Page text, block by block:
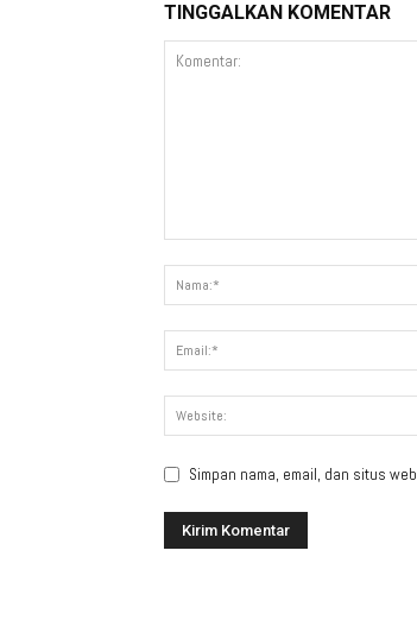
TINGGALKAN KOMENTAR
Simpan nama, email, dan situs